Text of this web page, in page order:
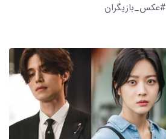
#عکس_بازیگران